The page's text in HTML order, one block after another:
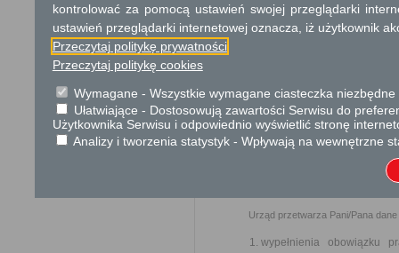
Ochrona danych osobowych
Administratorem Pani/Pana
Czarnieckiego 1,05-660 Warka;
II. Wskazanie inspektora
Miejski, Plac Stefana
Urząd przetwarza Pani/Pana
wypełnienia obowiązku
kontrolować za pomocą ustawień swojej przeglądarki
ustawień przeglądarki internetowej oznacza, iż użytkownik
Przeczytaj politykę prywatności
Przeczytaj politykę cookies
Wymagane - Wszystkie wymagane ciasteczka
Ułatwiające - Dostosowują zawartości Serwisu do
Użytkownika Serwisu i odpowiednio wyświetlić stronę
Analizy i tworzenia statystyk - Wpływają na wewnętrzne